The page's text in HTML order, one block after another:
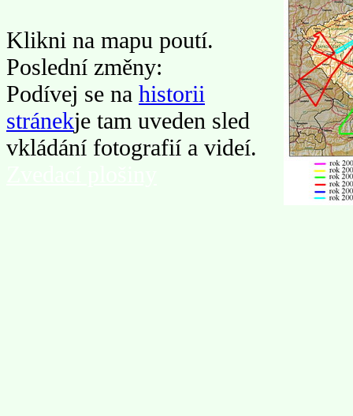
Klikni na mapu poutí.
Poslední změny:
Podívej se na historii
stránekje tam uveden sled
vkládání fotografií a videí.